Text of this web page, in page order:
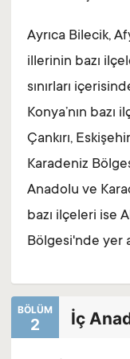
Ayrıca Bilecik,
illerinin bazı
sınırları
Konya’nın
Çankırı,
Karadeniz
Anadolu ve
bazı ilçeleri ise
Bölgesi'nde yer
BÖLÜM
2 İç